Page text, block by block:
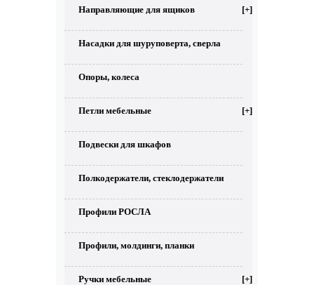
Направляющие для ящиков [+]
Насадки для шуруповерта, сверла
Опоры, колеса
Петли мебельные [+]
Подвески для шкафов
Полкодержатели, стеклодержатели
Профили РОСЛА
Профили, молдинги, планки
Ручки мебельные [+]